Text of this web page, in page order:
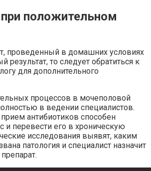
положительном
проведенный в домашних условиях
результат, то следует обратиться к
для дополнительного
процессов в мочеполовой
в ведении специалистов.
антибиотиков способен
и перевести его в хроническую
исследования выявят, каким
патология и специалист назначит